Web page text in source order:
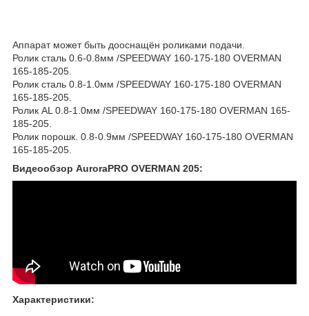
Аппарат может быть дооснащён роликами подачи.
Ролик сталь 0.6-0.8мм /SPEEDWAY 160-175-180 OVERMAN
165-185-205.
Ролик сталь 0.8-1.0мм /SPEEDWAY 160-175-180 OVERMAN
165-185-205.
Ролик AL 0.8-1.0мм /SPEEDWAY 160-175-180 OVERMAN 165-
185-205.
Ролик порошк. 0.8-0.9мм /SPEEDWAY 160-175-180 OVERMAN
165-185-205.
Видеообзор AuroraPRO OVERMAN 205:
Характеристики: